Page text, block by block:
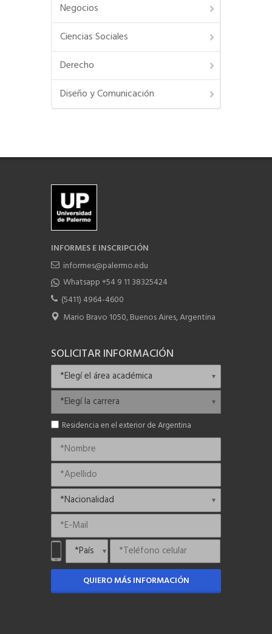
Negocios
Ciencias Sociales
Derecho
Diseño y Comunicación
INFORMES E INSCRIPCIÓN
informes@palermo.edu
Whatsapp +54 9 11 38325424
(5411) 4964-4600
Mario Bravo 1050, Buenos Aires, Argentina
SOLICITAR INFORMACIÓN
Residencia en el exterior de Argentina
QUIERO MÁS INFORMACIÓN